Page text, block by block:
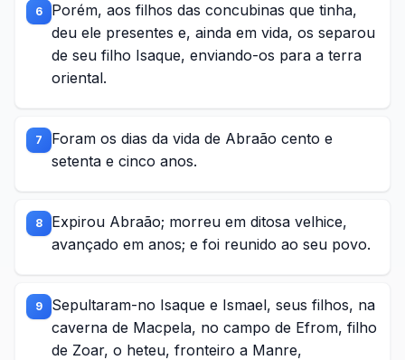
6
Porém, aos filhos das concubinas que tinha,
deu ele presentes e, ainda em vida, os separou
de seu filho Isaque, enviando-os para a terra
oriental.
7
Foram os dias da vida de Abraão cento e
setenta e cinco anos.
8
Expirou Abraão; morreu em ditosa velhice,
avançado em anos; e foi reunido ao seu povo.
9
Sepultaram-no Isaque e Ismael, seus filhos, na
caverna de Macpela, no campo de Efrom, filho
de Zoar, o heteu, fronteiro a Manre,